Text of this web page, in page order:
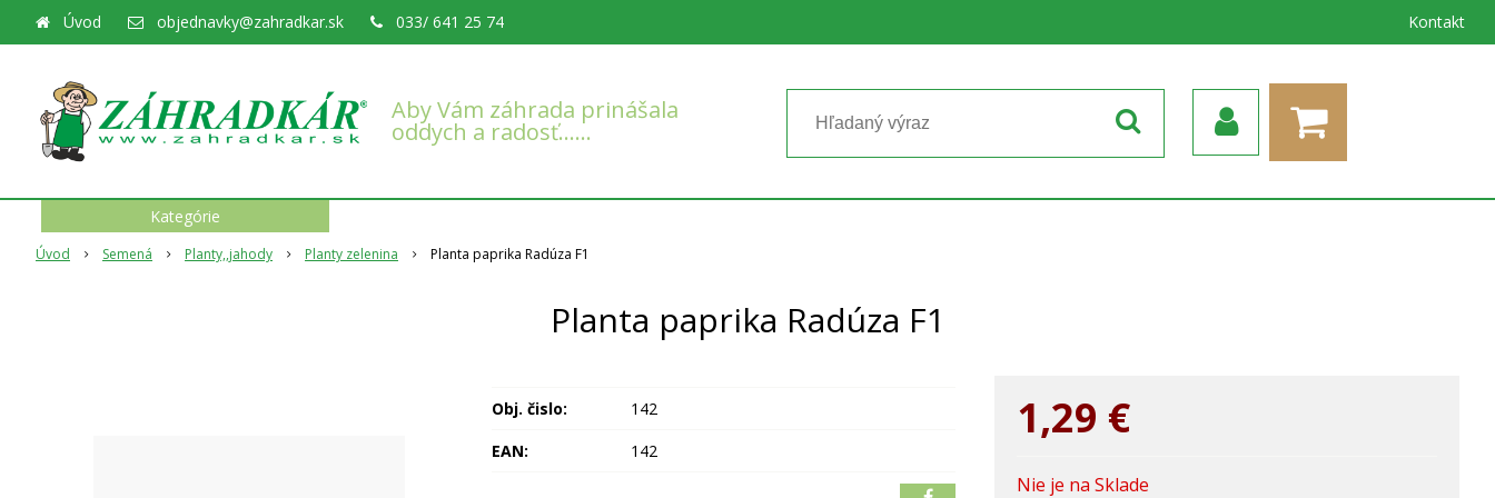
Aby Vám záhrada prinášala
oddych a radosť……
Úvod objednavky@zahradkar.sk 033/ 641 25 74 Kontakt
Úvod Semená Planty,,jahody Planty zelenina Planta paprika Radúza F1
Planta paprika Radúza F1
1,29 €
Nie je na Sklade
Obj. čislo:
142
EAN:
142
Kategórie